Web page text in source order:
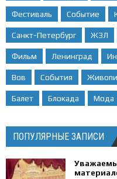
Фестиваль Событие
Санкт-Петербург ЖЗЛ
Фильм Ленинград
Вов События
Балет Блокада Мода
ПОПУЛЯРНЫЕ ЗАПИСИ